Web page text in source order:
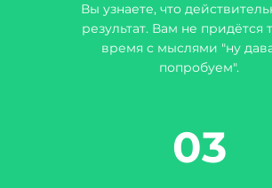
Вы узнаете, что
результат. Вам не придётся
время с мыслями "ну
попробуем".
03